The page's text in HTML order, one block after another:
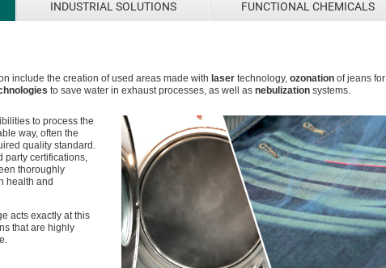
INDUSTRIAL SOLUTIONS FUNCTIONAL CHEMICALS
include the creation of used areas made with laser technology, ozonation of jeans for
to save water in exhaust processes, as well as nebulization systems.
to process the
way, often the
quality standard.
party certifications,
thoroughly
health and
acts exactly at this
that are highly